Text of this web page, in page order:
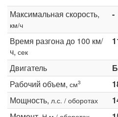
Максимальная скорость,
км/ч
-
Время разгона до 100 км/
ч, сек
Двигатель
Рабочий объем, см3
Мощность, л.с. / оборотах